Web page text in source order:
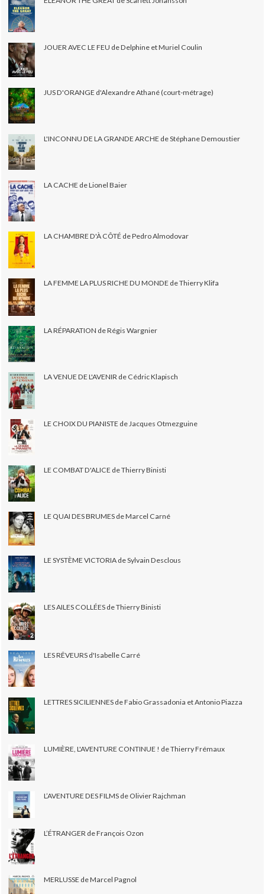
JOUER AVEC LE FEU de Delphine et Muriel Coulin
JUS D'ORANGE d'Alexandre Athané (court-métrage)
L'INCONNU DE LA GRANDE ARCHE de Stéphane Demoustier
LA CACHE de Lionel Baier
LA CHAMBRE D'À CÔTÉ de Pedro Almodovar
LA FEMME LA PLUS RICHE DU MONDE de Thierry Klifa
LA RÉPARATION de Régis Wargnier
LA VENUE DE L'AVENIR de Cédric Klapisch
LE CHOIX DU PIANISTE de Jacques Otmezguine
LE COMBAT D'ALICE de Thierry Binisti
LE QUAI DES BRUMES de Marcel Carné
LE SYSTÈME VICTORIA de Sylvain Desclous
LES AILES COLLÉES de Thierry Binisti
LES RÊVEURS d'Isabelle Carré
LETTRES SICILIENNES de Fabio Grassadonia et Antonio Piazza
LUMIÈRE, L'AVENTURE CONTINUE ! de Thierry Frémaux
L’AVENTURE DES FILMS de Olivier Rajchman
L’ÉTRANGER de François Ozon
MERLUSSE de Marcel Pagnol